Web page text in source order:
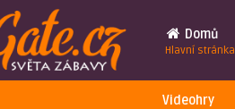
Domů
Hlavní stránka
Videohry